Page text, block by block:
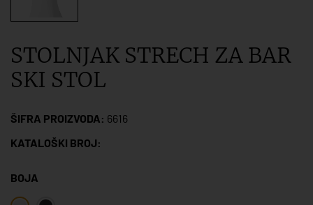
STOLNJAK STRECH ZA BAR
SKI STOL
ŠIFRA PROIZVODA: 6616
KATALOŠKI BROJ:
BOJA